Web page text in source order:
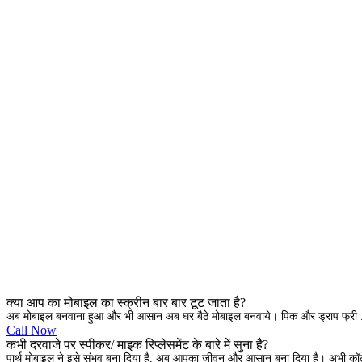
क्या आप का मोबाइल का स्क्रीन बार बार टूट जाता है?
अब मोबाइल बनवाना हुआ और भी आसान अब घर बैठे मोबाइल बनवाये। पिक और ड्राप फ्री
Call Now
कभी दरवाजे पर स्पीकर/ माइक रिप्लेसमेंट के बारे में सुना है?
पार्थ मोबाइल ने इसे संभव बना दिया है, अब आपका जीवन और आसान बना दिया है। अभी